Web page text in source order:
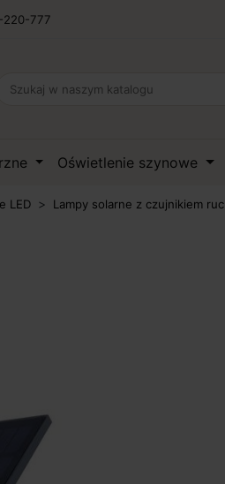
220-777
Oświetlenie szynowe
LED Lampy solarne z czujnikiem